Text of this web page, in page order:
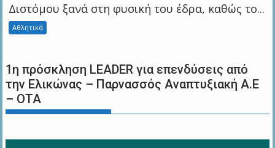
Διστόμου ξανά στη φυσική του έδρα, καθώς το...
Αθλητικά
1η πρόσκληση LEADER για επενδύσεις από
την Ελικώνας – Παρνασσός Αναπτυξιακή Α.Ε
– ΟΤΑ